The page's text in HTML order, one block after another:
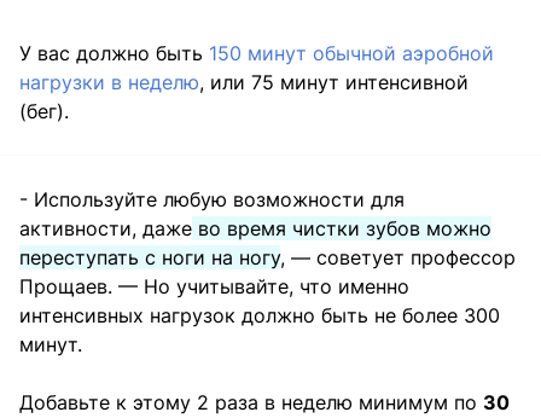
У вас должно быть 150 минут обычной аэробной
нагрузки в неделю, или 75 минут интенсивной
(бег).
- Используйте любую возможности для
активности, даже во время чистки зубов можно
переступать с ноги на ногу, — советует профессор
Прощаев. — Но учитывайте, что именно
интенсивных нагрузок должно быть не более 300
минут.
Добавьте к этому 2 раза в неделю минимум по 30